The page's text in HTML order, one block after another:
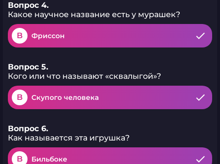
Вопрос 4.
Какое научное название есть у мурашек?
B Фриссон
Вопрос 5.
Кого или что называют «сквалыгой»?
B Скупого человека
Вопрос 6.
Как называется эта игрушка?
B Бильбоке